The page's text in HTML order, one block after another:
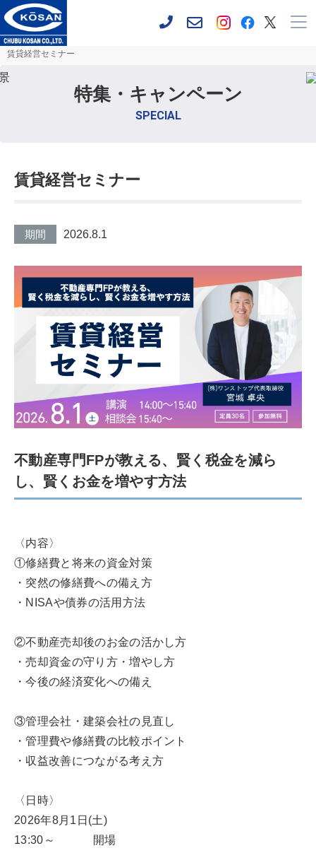
賃貸経営セミナー
特集・キャンペーン
SPECIAL
賃貸経営セミナー
期間 2026.8.1
不動産専門FPが教える、賢く税金を減ら
し、賢くお金を増やす方法
〈内容〉
①修繕費と将来の資金対策
・突然の修繕費への備え方
・NISAや債券の活用方法
②不動産売却後のお金の活かし方
・売却資金の守り方・増やし方
・今後の経済変化への備え
③管理会社・建築会社の見直し
・管理費や修繕費の比較ポイント
・収益改善につながる考え方
〈日時〉
2026年8月1日(土)
13:30～ 開場